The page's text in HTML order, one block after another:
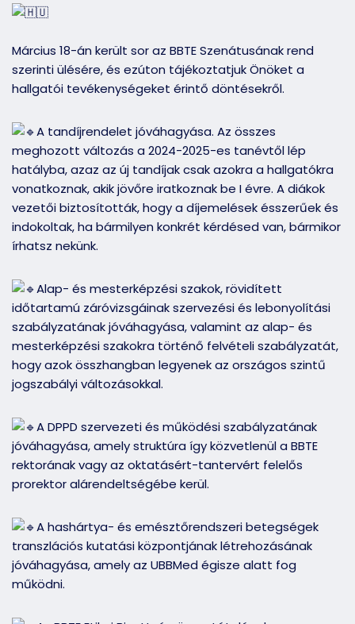
Március 18-án került sor az BBTE Szenátusának rend
szerinti ülésére, és ezúton tájékoztatjuk Önöket a
hallgatói tevékenységeket érintő döntésekről.
A tandíjrendelet jóváhagyása. Az összes
meghozott változás a 2024-2025-es tanévtől lép
hatályba, azaz az új tandíjak csak azokra a hallgatókra
vonatkoznak, akik jövőre iratkoznak be I évre. A diákok
vezetői biztosították, hogy a díjemelések ésszerűek és
indokoltak, ha bármilyen konkrét kérdésed van, bármikor
írhatsz nekünk.
Alap- és mesterképzési szakok, rövidített
időtartamú záróvizsgáinak szervezési és lebonyolítási
szabályzatának jóváhagyása, valamint az alap- és
mesterképzési szakokra történő felvételi szabályzatát,
hogy azok összhangban legyenek az országos szintű
jogszabályi változásokkal.
A DPPD szervezeti és működési szabályzatának
jóváhagyása, amely struktúra így közvetlenül a BBTE
rektorának vagy az oktatásért-tantervért felelős
prorektor alárendeltségébe kerül.
A hashártya- és emésztőrendszeri betegségek
transzlációs kutatási központjának létrehozásának
jóváhagyása, amely az UBBMed égisze alatt fog
működni.